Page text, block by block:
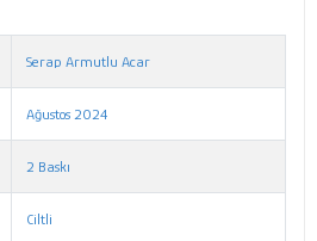
Serap Armutlu Acar
Ağustos 2024
2 Baskı
Ciltli